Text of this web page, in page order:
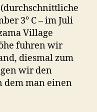
den
Redwoods
3° C – im Juli
Village
fuhren wir
diesmal zum
wir den
dem man einen